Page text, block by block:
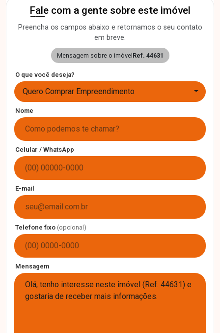
Fale com a gente sobre este imóvel
Preencha os campos abaixo e retornamos o seu contato
em breve.
Mensagem sobre o imóvelRef. 44631
O que você deseja?
Quero Comprar Empreendimento
Nome
Celular / WhatsApp
E-mail
Telefone fixo (opcional)
Mensagem